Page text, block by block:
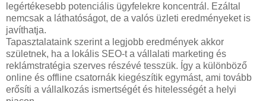
legértékesebb potenciális ügyfelekre koncentrál. Ezáltal
nemcsak a láthatóságot, de a valós üzleti eredményeket is
javíthatja.
Tapasztalataink szerint a legjobb eredmények akkor
születnek, ha a lokális SEO-t a vállalati marketing és
reklámstratégia szerves részévé tesszük. Így a különböző
online és offline csatornák kiegészítik egymást, ami tovább
erősíti a vállalkozás ismertségét és hitelességét a helyi